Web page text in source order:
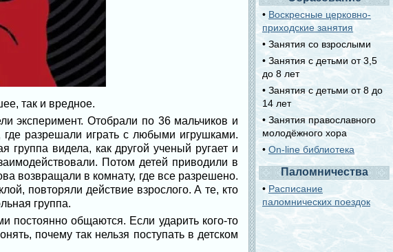
так и вредное.
эксперимент. Отобрали по 36 мальчиков и
где разрешали играть с любыми игрушками.
группа видела, как другой ученый ругает и
Потом детей приводили в
возвращали в комнату, где все разрешено.
повторяли действие взрослого. А те, кто
группа.
постоянно общаются. Если ударить кого-то
почему так нельзя поступать в детском
• Воскресные церковно-
приходские занятия
• Занятия со взрослыми
• Занятия с детьми от 3,5
до 8 лет
• Занятия с детьми от 8 до
14 лет
• Занятия православного
молодёжного хора
• On-line библиотека
Паломничества
•Расписание
паломнических поездок